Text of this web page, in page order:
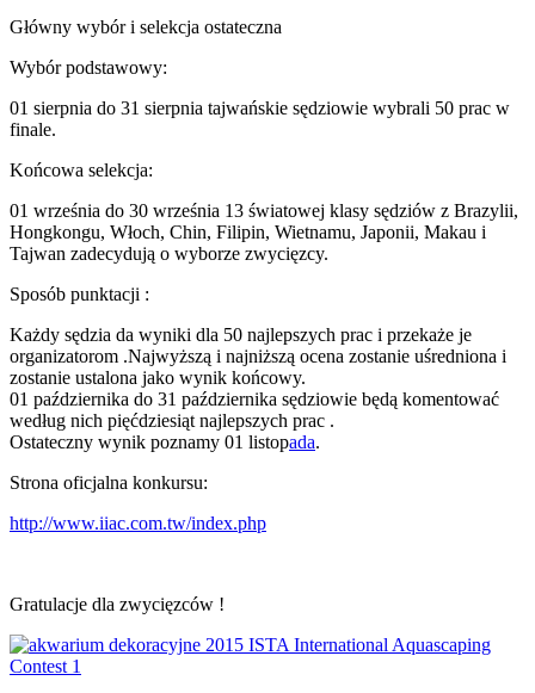
Główny wybór i selekcja ostateczna
Wybór podstawowy:
01 sierpnia do 31 sierpnia tajwańskie sędziowie wybrali 50 prac w
finale.
Końcowa selekcja:
01 września do 30 września 13 światowej klasy sędziów z Brazylii,
Hongkongu, Włoch, Chin, Filipin, Wietnamu, Japonii, Makau i
Tajwan zadecydują o wyborze zwycięzcy.
Sposób punktacji :
Każdy sędzia da wyniki dla 50 najlepszych prac i przekaże je
organizatorom .Najwyższą i najniższą ocena zostanie uśredniona i
zostanie ustalona jako wynik końcowy.
01 października do 31 października sędziowie będą komentować
według nich pięćdziesiąt najlepszych prac .
Ostateczny wynik poznamy 01 listopada.
Strona oficjalna konkursu:
http://www.iiac.com.tw/index.php
Gratulacje dla zwycięzców !